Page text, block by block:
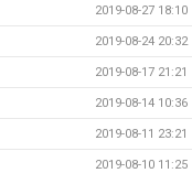
2019-08-27 18:10
2019-08-24 20:32
2019-08-17 21:21
2019-08-14 10:36
2019-08-11 23:21
2019-08-10 11:25